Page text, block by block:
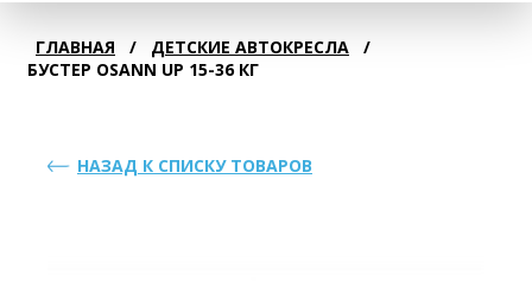
ГЛАВНАЯ / ДЕТСКИЕ АВТОКРЕСЛА
/
БУСТЕР OSANN UP 15-36 КГ
НАЗАД К СПИСКУ ТОВАРОВ